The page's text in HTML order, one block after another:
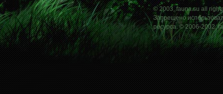
© 2003, fauna.su all
Запрещено
ресурса. © 2006-2002,